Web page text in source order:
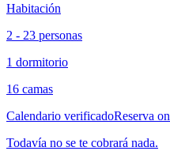
Habitación
2 - 23 personas
1 dormitorio
16 camas
Calendario verificadoReserva
Todavía no se te cobrará nada.